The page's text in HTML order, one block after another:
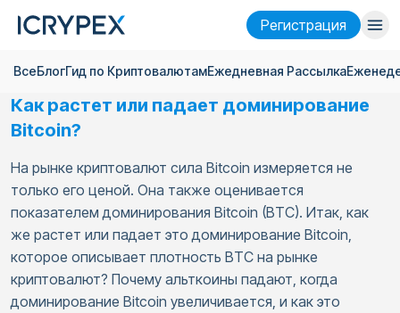
Pегистрация
Войти Pегистрация
Финансы
Компания
Исследовать
Помощь
Фьючерсыx50
ВсеБлогГид по КриптовалютамЕжедневная Pассылка
Как растет или падает доминирование
Bitcoin?
На рынке криптовалют сила Bitcoin измеряется не
только его ценой. Она также оценивается
показателем доминирования Bitcoin (BTC). Итак, как
же растет или падает это доминирование Bitcoin,
которое описывает плотность BTC на рынке
криптовалют? Почему альткоины падают, когда
доминирование Bitcoin увеличивается, и как это